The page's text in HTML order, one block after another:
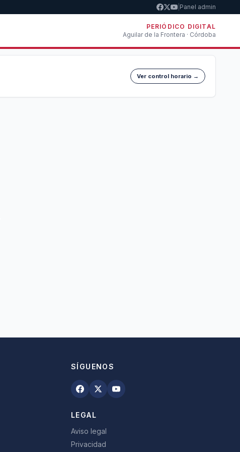
Panel admin
PERIÓDICO DIGITAL
Aguilar de la Frontera · Córdoba
Ver control horario →
SÍGUENOS
LEGAL
Aviso legal
Privacidad